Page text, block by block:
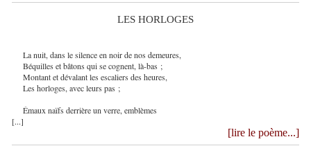
LES HORLOGES
La nuit, dans le silence en noir de nos demeures,
Béquilles et bâtons qui se cognent, là-bas ;
Montant et dévalant les escaliers des heures,
Les horloges, avec leurs pas ;
Émaux naïfs derrière un verre, emblèmes
[...]
[lire le poème...]